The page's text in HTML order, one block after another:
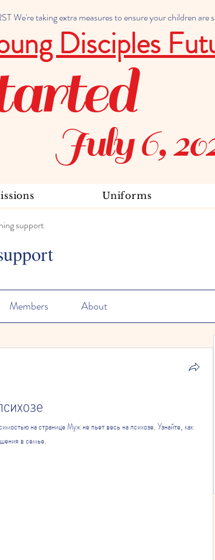
We're taking extra measures to ensure your children are
Disciples
July 6,
Uniforms
support
Members About
на странице Муж не пьет весь на психозе. Узнайте, как
в семье.